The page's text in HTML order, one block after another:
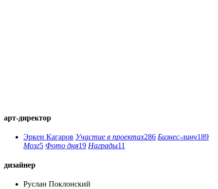
арт-директор
Эркен Кагаров Участие в проектах286 Бизнес-линч189
Мозг5 Фото дня19 Награды11
дизайнер
Руслан Поклонский